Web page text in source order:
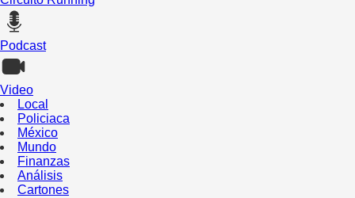
Podcast
Video
Local
Policiaca
México
Mundo
Finanzas
Análisis
Cartones